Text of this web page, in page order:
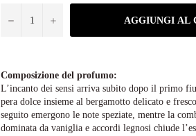
− + AGGIUNGI AL
Composizione del profumo:
L’incanto dei sensi arriva subito dopo il primo
pera dolce insieme al bergamotto delicato e
seguito emergono le note speziate, mentre la
dominata da vaniglia e accordi legnosi chiude